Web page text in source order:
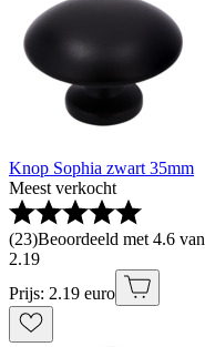
Knop Sophia zwart 35mm
Meest verkocht
(23)Beoordeeld met 4.6
2.19
Prijs: 2.19 euro